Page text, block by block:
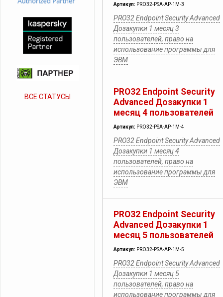
Артикул: PRO32-PSA-AP-1M-3
PRO32 Endpoint Security Advanced
Дозакупки 1 месяц 3
пользователей, право на
использование программы для
ЭВМ
PRO32 Endpoint Security
Advanced Дозакупки 1
месяц 4 пользователей
Артикул: PRO32-PSA-AP-1M-4
PRO32 Endpoint Security Advanced
Дозакупки 1 месяц 4
пользователей, право на
использование программы для
ЭВМ
PRO32 Endpoint Security
Advanced Дозакупки 1
месяц 5 пользователей
Артикул: PRO32-PSA-AP-1M-5
PRO32 Endpoint Security Advanced
Дозакупки 1 месяц 5
пользователей, право на
использование программы для
ВСЕ СТАТУСЫ